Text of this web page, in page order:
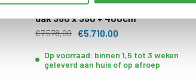
Blokhut met overkapping Kapschuur
dak 350 x 350 + 400cm
€7.578,00 €5.710,00
Op voorraad: binnen 1,5 tot 3 weken
geleverd aan huis of op afroep